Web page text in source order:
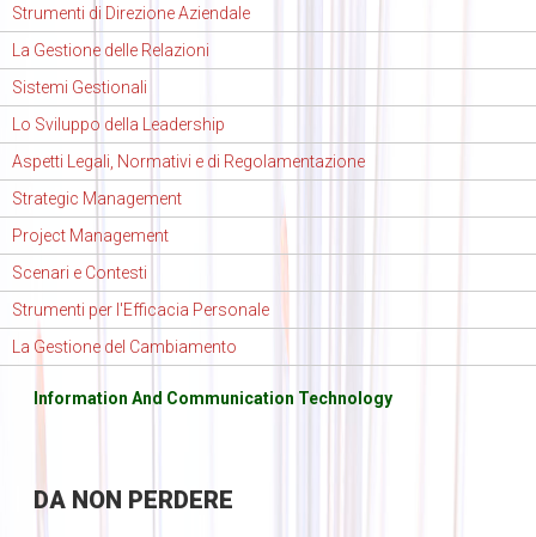
Strumenti di Direzione Aziendale
La Gestione delle Relazioni
Sistemi Gestionali
Lo Sviluppo della Leadership
Aspetti Legali, Normativi e di Regolamentazione
Strategic Management
Project Management
Scenari e Contesti
Strumenti per l'Efficacia Personale
La Gestione del Cambiamento
Information And Communication Technology
DANON PERDERE